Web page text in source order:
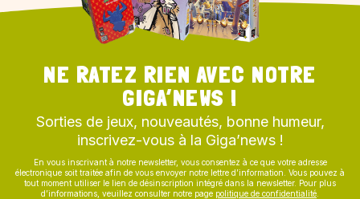
NE RATEZ RIEN AVEC NOTRE
GIGA’NEWS !
Sorties de jeux, nouveautés, bonne humeur,
inscrivez-vous à la Giga’news !
En vous inscrivant à notre newsletter, vous consentez à ce que votre adresse
électronique soit traitée afin de vous envoyer notre lettre d’information. Vous pouvez à
tout moment utiliser le lien de désinscription intégré dans la newsletter. Pour plus
d’informations, veuillez consulter notre page politique de confidentialité